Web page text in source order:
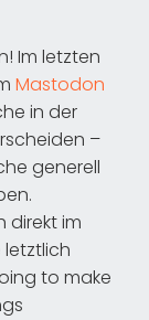
Im letzten
Mastodon
in der
–
generell
direkt im
to make